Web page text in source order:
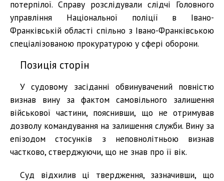
потерпілої. Справу розслідували слідчі Головного
управління Національної поліції в Івано-
Франківській області спільно з Івано-Франківською
спеціалізованою прокуратурою у сфері оборони.
Позиція сторін
У судовому засіданні обвинувачений повністю
визнав вину за фактом самовільного залишення
військової частини, пояснивши, що не отримував
дозволу командування на залишення служби. Вину за
епізодом стосунків з неповнолітньою визнав
частково, стверджуючи, що не знав про її вік.
Суд відхилив ці твердження, зазначивши, що